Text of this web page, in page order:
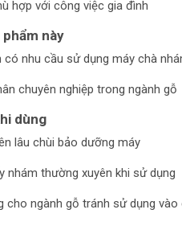
hợp với công việc gia đình
này
có nhu cầu sử dụng máy chà
chuyên nghiệp trong ngành gỗ
dùng
lâu chùi bảo dưỡng máy
nhám thường xuyên khi sử dụng
cho ngành gỗ tránh sử dụng